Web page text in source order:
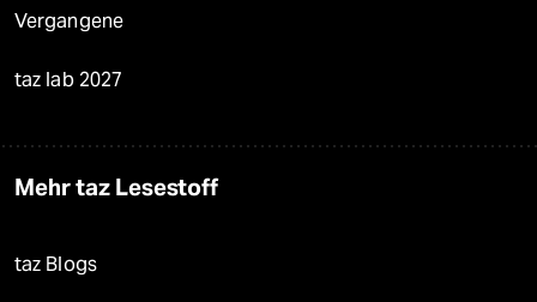
Vergangene
taz lab 2027
Mehr taz Lesestoff
taz Blogs